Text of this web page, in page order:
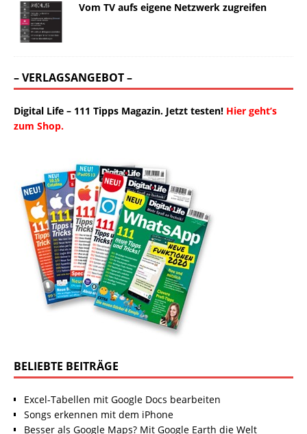
Vom TV aufs eigene Netzwerk zugreifen
– VERLAGSANGEBOT –
Digital Life – 111 Tipps Magazin. Jetzt testen! Hier geht’s
zum Shop.
BELIEBTE BEITRÄGE
Excel-Tabellen mit Google Docs bearbeiten
Songs erkennen mit dem iPhone
Besser als Google Maps? Mit Google Earth die Welt